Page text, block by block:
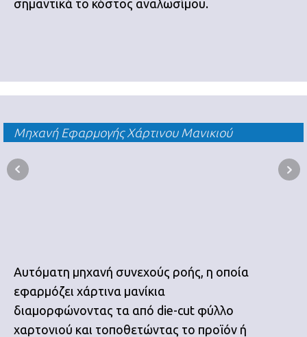
σημαντικά το κόστος αναλωσίμου.
Μηχανή Eφαρμογής Xάρτινου Mανικιού
Αυτόματη μηχανή συνεχούς ροής, η οποία
εφαρμόζει χάρτινα μανίκια
διαμορφώνοντας τα από die-cut φύλλο
χαρτονιού και τοποθετώντας το προϊόν ή